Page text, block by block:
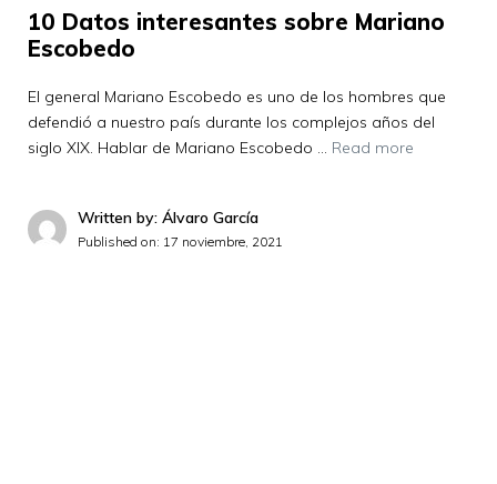
10 Datos interesantes sobre Mariano
Escobedo
El general Mariano Escobedo es uno de los hombres que
defendió a nuestro país durante los complejos años del
siglo XIX. Hablar de Mariano Escobedo … Read more
Written by: Álvaro García
Published on: 17 noviembre, 2021